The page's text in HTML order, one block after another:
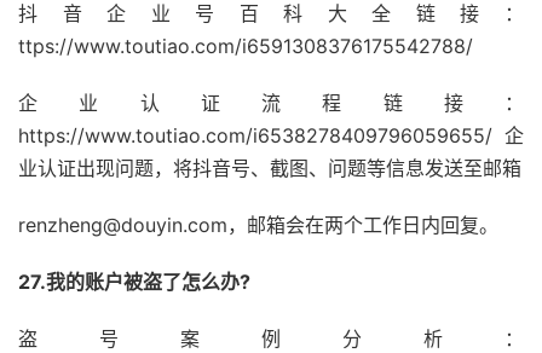
抖音企业号百科大全链接：
ttps://www.toutiao.com/i6591308376175542788/
企业认证流程链接：
https://www.toutiao.com/i6538278409796059655/ 企
业认证出现问题，将抖音号、截图、问题等信息发送至邮箱
renzheng@douyin.com，邮箱会在两个工作日内回复。
27.我的账户被盗了怎么办?
盗号案例分析：